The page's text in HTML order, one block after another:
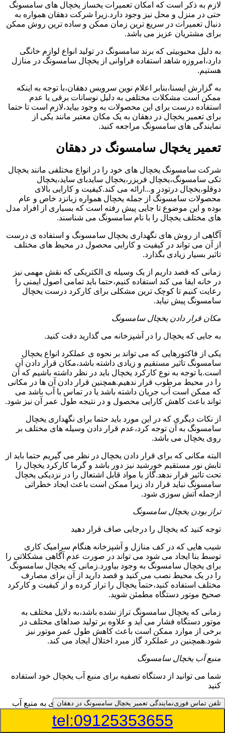
لازم به ذکر است که امکان تعمیرات یخساز یخچال های سامسونگ
حتی در منزل و محل نیز وجود دارد.زیرا شرکت دهقان همواره به
دنبال تعمیرات در سریع ترین زمان ممکن و ساده ترین روش ممکن
برای مشتریان عزیز می باشد.
به دلیل محبوبیتی که برند سامسونگ در تولید انواع لوازم خانگی
دارد،امروزه شاهد استفاده فراوانی از یخچال سامسونگ در منازل
هستیم.
به گزارش ایسنا،بنابر اعلام نوین سرویس دهقان،با توجه به اینکه
ممکن است مشکلات مختلفی به دلیل نوسانات برقی یا عدم
استفاده درست برای این محصولات به وجود بیاید،لازم است تا حتما
برای تعمیر یخچال در دهقان به یک مکان معتبر مانند یکی از
نمایندگی های سامسونگ مراجعه کنید.
تعمیر یخچال سامسونگ در دهقان
شرکت سامسونگ یخچال های خود را در انواع مختلفی مانند یخچال
تکی سامسونگ،یخچال فریزر،یخچال سایدبای ساید،یخچال
دوقلو،یخچال درتودر و...ارائه می کند.کیفیت و کارایی بالای
محصولات سامسونگ از جمله یخچال همواره زبانزد خاص و عام
بوده و این موضوع تا جایی پیش رفته است که بسیاری از افراد مدل
های مختلف یخچال را با نام سامسونگ می شناسند.
آگاهی از روش های نگهداری یخچال سامسونگ و استفاده ی درست
از آن می تواند در کیفیت و کارایی محصول در محیط های مختلف
تاثیر بسیار زیادی بگذارد.
زمانی که قصد داریم از یک وسیله ی الکتریکی که نقش مهمی نیز
در خانه ایفا می کند استفاده کنیم،حتما باید تمامی اصول ایمنی را
رعایت کنیم تا کوچک ترین مشکلی برای کارکرد درست یخچال
سامسونگ پیش نیاید.
مکان قرار دادن یخچال سامسونگ
به جایی که یخچال را در آشپزخانه می گذارید دقت کنید.
یکی از فاکتورهایی که می تواند بر نحوه ی عملکرد انواع یخچال
سامسونگ تاثیر مستقیم و زیادی داشته باشد،مکان قرار دادن آن
است.با توجه به نوع کارکرد یخچال باید در نظر داشته باشیم که آن
را در محیط مرطوب قرار ندهیم.همچنین قرار دادن آن ها در مکانی
که ممکن است آب جریان داشته باشد یا در تماس با آب باشد می
تواند باعث کاهش کارایی محصول و در نتیجه طول عمر آن نیز شود.
از نکات دیگری که در این مورد باید حتما برای نگهداری یخچال
سامسونگ به آن توجه کرد،عدم قرار دادن وسیله های مختلف بر
روی یخچال می باشد.
البته مکانی که برای قرار دادن یخچال در نظر می گیریم حتما باید از
تابش نور مستقیم خورشید نیز دور باشد و گرما کارکرد یخچال را
تحت تاثیر قرار ندهد.گاز یا مواد قابل اشتعال را در نزدیکی یخچال
سامسونگ نباید قرار داد زیرا ممکن است باعث ایجاد خطراتی
ازجمله آتش سوزی شود.
تراز بودن یخچال سامسونگ
توجه کنید که یخچال را درجایی صاف قرار دهید
شیب هایی که در کف منازل و آشپزخانه هنگام سرامیک کاری
توسط بنا ایجاد می شود می تواند در صورت عدم آگاهی مشکلاتی را
برای یخچال سامسونگ به وجود بیاورد.زمانی که یخچال سامسونگ
را در یک محیط نصب می کنید و قصد دارید از آن برای مصارف
مختلف استفاده کنید،حتماً یخچال را تراز کرده و از کیفیت و کارکرد
صحیح موتور دستگاه مطمئن شوید.
زمانی که یخچال سامسونگ تراز نشده باشد،به دلایل مختلف به
موتور دستگاه فشار می آید و علاوه بر تولید صداهای مختلف در
برخی از موارد ممکن است باعث کاهش طول عمر موتور نیز
شود.همچنین در عملکرد گاز مبرد اختلال ایجاد می کند.
منبع آب یخچال سامسونگ
شما می توانید از دستگاه تصفیه برای منبع آب یخچال خود استفاده
کنید
در دفترچه راهنمای یخچال سامسونگ قسمت ویژه ای به منبع آب
آن و راهنمایی لازم در زمینه نصب و استفاده از آن اختصاص داده
شده است.برخی از مدل های یخچال سامسونگ دارای منبع آبریز
تلفن تماس فورینمایندگی تعمیر یخچال سامسونگ در دهقان
tel:09125353655